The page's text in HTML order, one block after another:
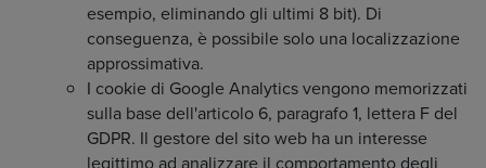
esempio, eliminando gli ultimi 8 bit). Di
conseguenza, è possibile solo una localizzazione
approssimativa.
I cookie di Google Analytics vengono memorizzati
sulla base dell'articolo 6, paragrafo 1, lettera F del
GDPR. Il gestore del sito web ha un interesse